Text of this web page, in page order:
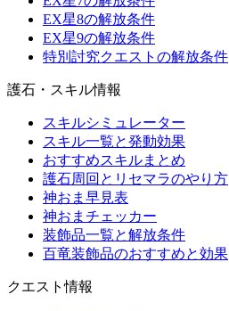
EX星8の解放条件
EX星9の解放条件
特別討究クエストの解放条件
護石・スキル情報
スキルシミュレーター
スキル一覧と発動効果
おすすめスキルまとめ
護石周回とリセマラのやり方
神おま早見表
神おまチェッカー
装飾品一覧と解放条件
百竜装飾品のおすすめと効果
クエスト情報